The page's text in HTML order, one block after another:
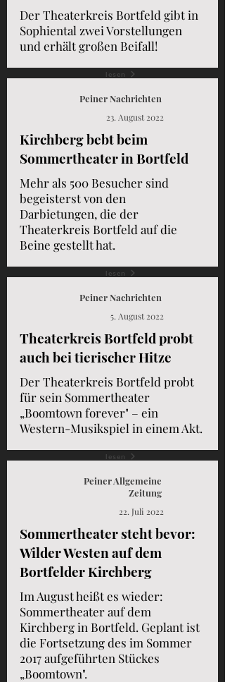
Der Theaterkreis Bortfeld gibt in
Sophiental zwei Vorstellungen
und erhält großen Beifall!
lesen
Peiner Nachrichten
23. August 2022
Kirchberg bebt beim
Sommertheater in Bortfeld
Mehr als 500 Besucher sind
begeisterst von den
Darbietungen, die der
Theaterkreis Bortfeld auf die
Beine gestellt hat.
lesen
Peiner Nachrichten
5. August 2022
Theaterkreis Bortfeld probt
auch bei tierischer Hitze
Der Theaterkreis Bortfeld probt
für sein Sommertheater
„Boomtown forever" – ein
Western-Musikspiel in einem Akt.
lesen
Peiner Allgemeine
Zeitung
22. Juli 2022
Sommertheater steht bevor:
Wilder Westen auf dem
Bortfelder Kirchberg
Im August heißt es wieder:
Sommertheater auf dem
Kirchberg in Bortfeld. Geplant ist
die Fortsetzung des im Sommer
2017 aufgeführten Stückes
„Boomtown".